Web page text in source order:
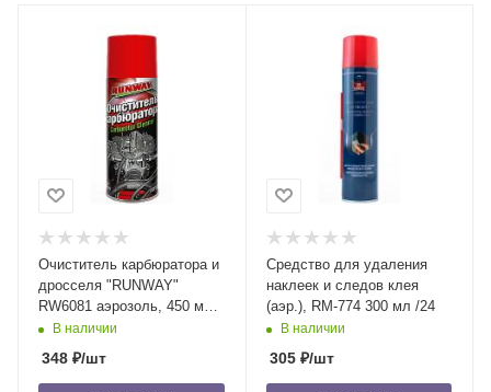
Очиститель карбюратора и
дросселя "RUNWAY"
RW6081 аэрозоль, 450 мл
/12В наличии
348 ₽/шт
Средство для удаления
наклеек и следов клея
(аэр.), RM-774 300 мл /24
В наличии
305₽/шт